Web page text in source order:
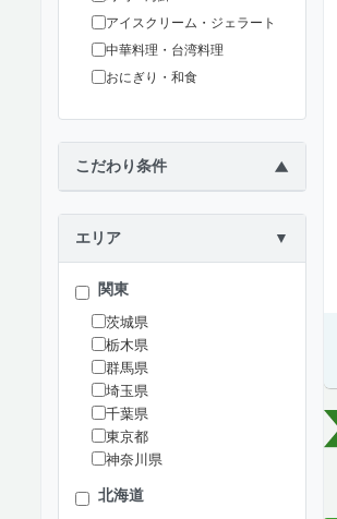
アイスクリーム・ジェラート
中華料理・台湾料理
おにぎり・和食
こだわり条件 ▶
エリア ▼
関東
茨城県
栃木県
群馬県
埼玉県
千葉県
東京都
神奈川県
北海道